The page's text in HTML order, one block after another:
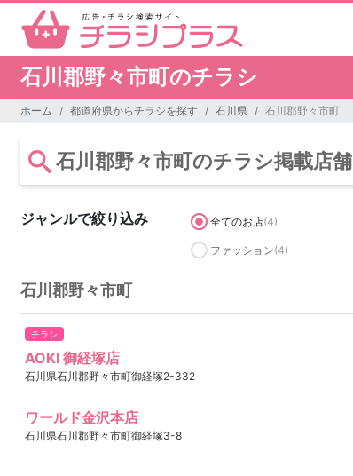
石川郡野々市町のチラシ
ホーム 都道府県からチラシを探す 石川県 石川郡野々市町
石川郡野々市町のチラシ掲載店舗
ジャンルで絞り込み 全てのお店(4)
ファッション(4)
石川郡野々市町
チラシ
AOKI 御経塚店
石川県石川郡野々市町御経塚2-332
ワールド金沢本店
石川県石川郡野々市町御経塚3-8